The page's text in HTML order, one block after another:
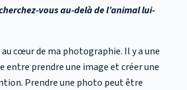
vous au-delà de l’animal lui-
cœur de ma photographie. Il y a une
entre prendre une image et créer une
Prendre une photo peut être